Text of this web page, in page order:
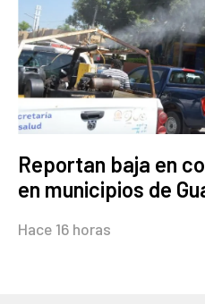
Reportan baja en
en municipios de
Hace 16 horas